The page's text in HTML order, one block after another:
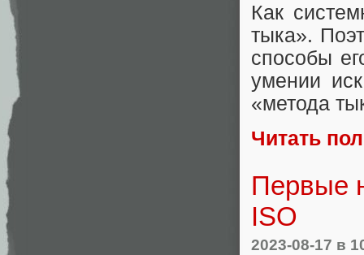
Как
тыка».
способы
умении
«метода
Читать
Первые
ISO
2023-08-17 в